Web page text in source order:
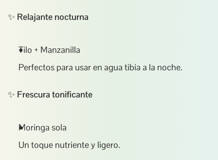
✨ Relajante nocturna
Tilo + Manzanilla
Perfectos para usar en agua tibia a la noche.
✨ Frescura tonificante
Moringa sola
Un toque nutriente y ligero.